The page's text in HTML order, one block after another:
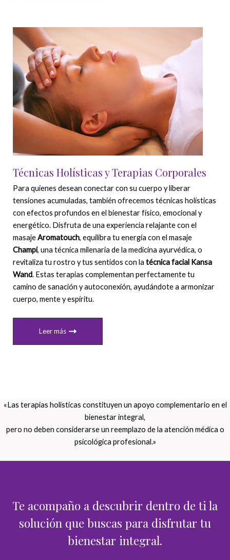
Técnicas Holísticas y Terapias Corporales
Para quienes desean conectar con su cuerpo y liberar
tensiones acumuladas, también ofrecemos técnicas holísticas
con efectos profundos en el bienestar físico, emocional y
energético. Disfruta de una experiencia relajante con el
masajeAromatouch, equilibra tu energía con el masaje
Champi, una técnica milenaria de la medicina ayurvédica, o
revitaliza tu rostro y tus sentidos con la técnica facial Kansa
Wand. Estas terapias complementan perfectamente tu
camino de sanación y autoconexión, ayudándote a armonizar
cuerpo, mente y espíritu.
Leer más
«Las terapias holísticas constituyen un apoyo complementario en el
bienestar integral,
pero no deben considerarse un reemplazo de la atención médica o
psicológica profesional.»
Te acompaño a descubrir dentro de ti la
solución que buscas para disfrutar tu
bienestar integral.